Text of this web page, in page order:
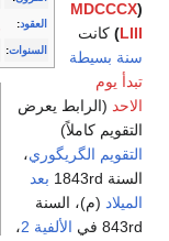
العقود:
السنوات:
(
MDCCCX
LIII
) كانت
سنة بسيطة
تبدأ يوم
الاحد (الرابط يعرض
التقويم كاملاً)
التقويم الگريگوري،
السنة 1843rd
بعد
الميلاد (م)، السنة
843rd في
الألفية 2
،